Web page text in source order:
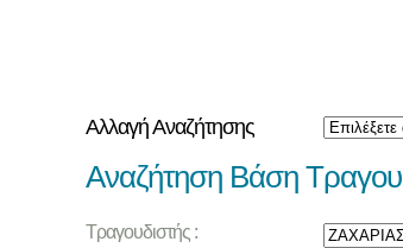
Αλλαγή Αναζήτησης
Αναζήτηση Βάση
Τραγουδιστής :